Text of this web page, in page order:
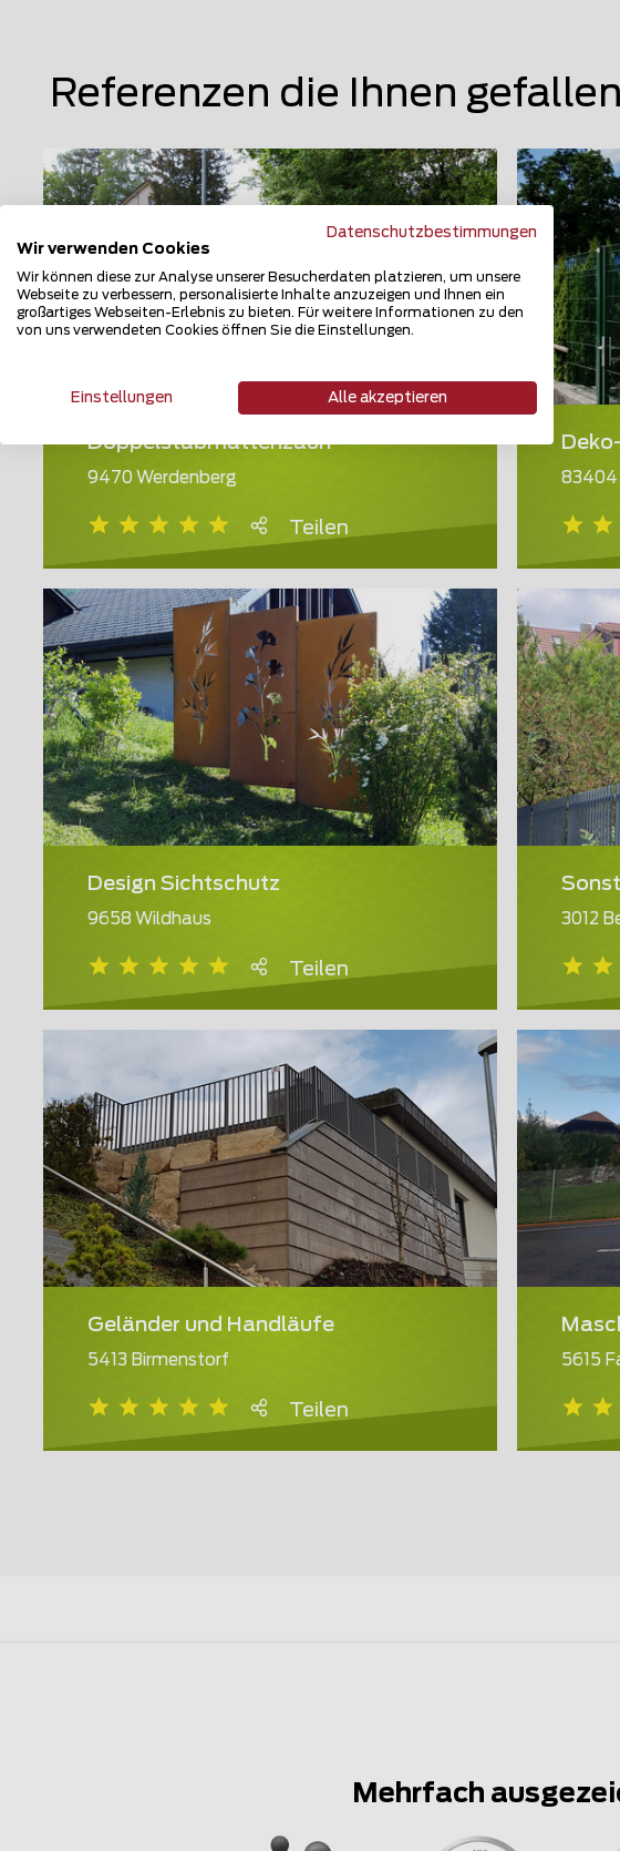
Referenzen die Ihnen
Doppelstabmattenzaun
9470 Werdenberg
Teilen
83404
Design Sichtschutz
9658 Wildhaus
Teilen
3012
Geländer und Handläufe
5413 Birmenstorf
Teilen
5615
Mehrfach
Datenschutzbestimmungen
Wir verwenden Cookies
Wir können diese zur Analyse unserer Besucherdaten platzieren, um unsere
Webseite zu verbessern, personalisierte Inhalte anzuzeigen und Ihnen ein
großartiges Webseiten-Erlebnis zu bieten. Für weitere Informationen zu den
von uns verwendeten Cookies öffnen Sie die Einstellungen.
Einstellungen Alle akzeptieren